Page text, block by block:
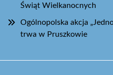
Świąt Wielkanocnych
Ogólnopolska akcja
trwa w Pruszkowie